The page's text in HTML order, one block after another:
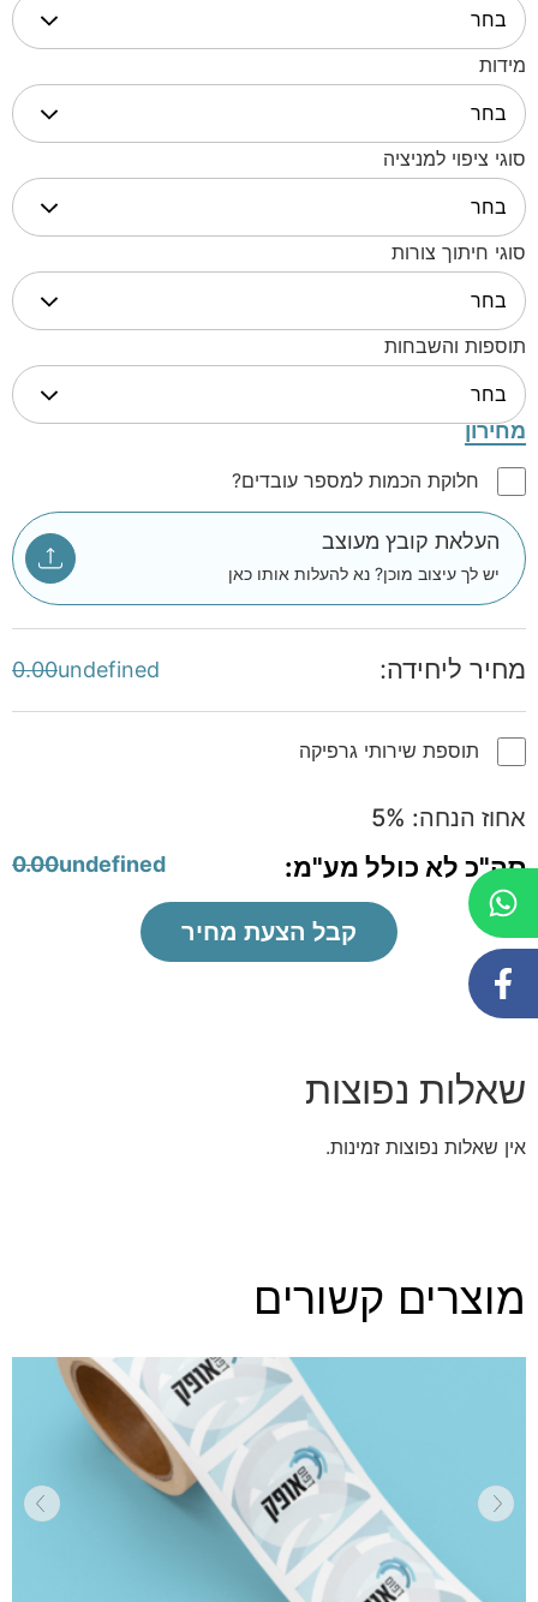
מידות
סוגי ציפוי למניציה
סוגי חיתוך צורות
תוספות והשבחות
מחירון
חלוקת הכמות למספר עובדים?
העלאת קובץ מעוצב
יש לך עיצוב מוכן? נא להעלות אותו כאן
מחיר ליחידה: 0.00undefined
תוספת שירותי גרפיקה
אחוז הנחה: 5%
סה"כ לא כולל מע"מ: 0.00undefined
קבל הצעת מחיר
שאלות נפוצות
אין שאלות נפוצות זמינות.
מוצרים קשורים